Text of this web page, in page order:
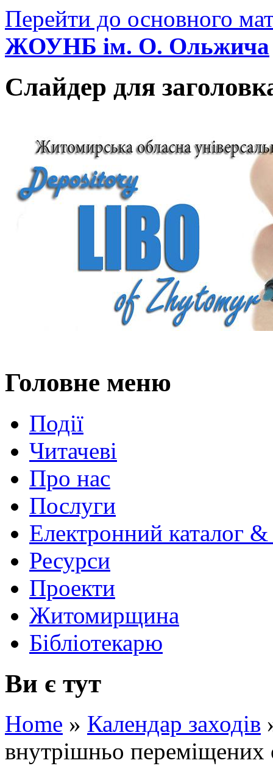
Перейти до основного
ЖОУНБ ім. О. Ольжича
Слайдер для
Головне меню
Події
Читачеві
Про нас
Послуги
Електронний каталог
Ресурси
Проекти
Житомирщина
Бібліотекарю
Ви є тут
Home » Календар заходів
внутрішньо переміщених